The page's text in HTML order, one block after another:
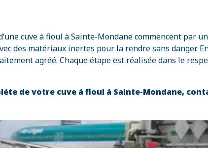
cuve à fioul à Sainte-Mondane commencent
des matériaux inertes pour la rendre sans danger.
agréé. Chaque étape est réalisée dans le
de votre cuve à fioul à Sainte-Mondane,